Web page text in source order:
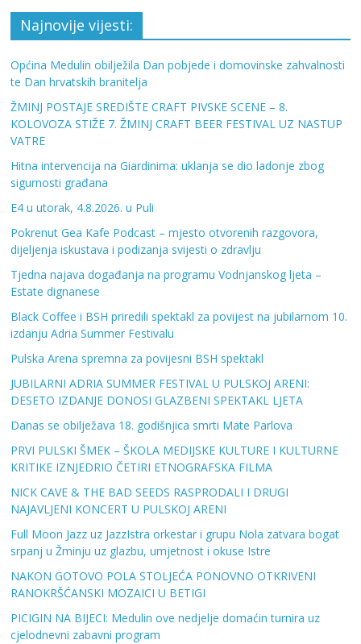
Najnovije vijesti:
Općina Medulin obilježila Dan pobjede i domovinske zahvalnosti
te Dan hrvatskih branitelja
ŽMINJ POSTAJE SREDIŠTE CRAFT PIVSKE SCENE – 8.
KOLOVOZA STIŽE 7. ŽMINJ CRAFT BEER FESTIVAL UZ NASTUP
VATRE
Hitna intervencija na Giardinima: uklanja se dio ladonje zbog
sigurnosti građana
E4 u utorak, 4.8.2026. u Puli
Pokrenut Gea Kafe Podcast – mjesto otvorenih razgovora,
dijeljenja iskustava i podizanja svijesti o zdravlju
Tjedna najava događanja na programu Vodnjanskog ljeta –
Estate dignanese
Black Coffee i BSH priredili spektakl za povijest na jubilarnom 10.
izdanju Adria Summer Festivalu
Pulska Arena spremna za povijesni BSH spektakl
JUBILARNI ADRIA SUMMER FESTIVAL U PULSKOJ ARENI:
DESETO IZDANJE DONOSI GLAZBENI SPEKTAKL LJETA
Danas se obilježava 18. godišnjica smrti Mate Parlova
PRVI PULSKI ŠMEK – ŠKOLA MEDIJSKE KULTURE I KULTURNE
KRITIKE IZNJEDRIO ČETIRI ETNOGRAFSKA FILMA
NICK CAVE & THE BAD SEEDS RASPRODALI I DRUGI
NAJAVLJENI KONCERT U PULSKOJ ARENI
Full Moon Jazz uz JazzIstra orkestar i grupu Nola zatvara bogat
srpanj u Žminju uz glazbu, umjetnost i okuse Istre
NAKON GOTOVO POLA STOLJEĆA PONOVNO OTKRIVENI
RANOKRŠĆANSKI MOZAICI U BETIGI
PICIGIN NA BIJECI: Medulin ove nedjelje domaćin turnira uz
cjelodnevni zabavni program